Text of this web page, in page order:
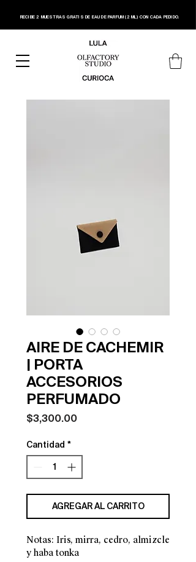
RECIBE 2 MUESTRAS GRATIS DE EAU DE PARFUM (2 ML) CON CADA PEDIDO.
AIRE DE CACHEMIR
| PORTA
ACCESORIOS
PERFUMADO
$3,300.00Precio
Cantidad *
AGREGAR AL CARRITO
Notas: Iris, mirra, cedro, almizcle
y haba tonka